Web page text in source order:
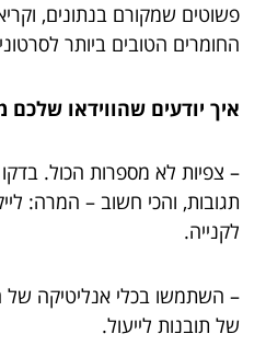
פשוטים שמקורם בנתונים,
החומרים הטובים ביותר
איך יודעים שהווידאו
– צפיות לא מספרות הכול. בדקו
תגובות, והכי חשוב – המרה:
לקנייה.
– השתמשו בכלי אנליטיקה
של תובנות לייעול.